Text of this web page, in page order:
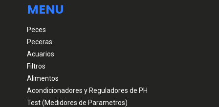
MENU
Peces
Peceras
Acuarios
Filtros
Alimentos
Acondicionadores y Reguladores de PH
Test (Medidores de Parametros)